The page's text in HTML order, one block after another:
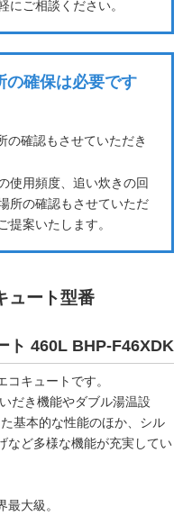
にご相談ください。
の確保は必要です
の確認もさせていただき
使用頻度、追い炊きの回
所の確認もさせていただ
提案いたします。
ュート型番
ト 460L BHP-F46XDK
キュートです。
だき機能やダブル湯温設
基本的な性能のほか、シル
など多様な機能が充実してい
大級。